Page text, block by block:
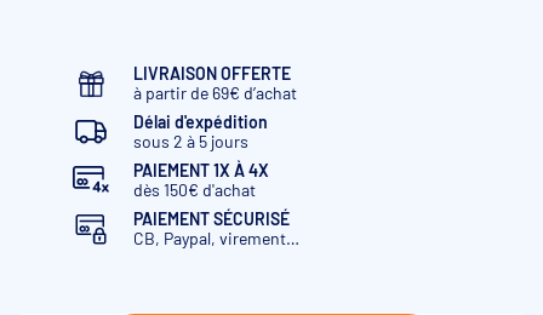
LIVRAISON OFFERTE
à partir de 69€ d’achat
Délai d'expédition
sous 2 à 5 jours
PAIEMENT 1X À 4X
dès 150€ d'achat
PAIEMENT SÉCURISÉ
CB, Paypal, virement…